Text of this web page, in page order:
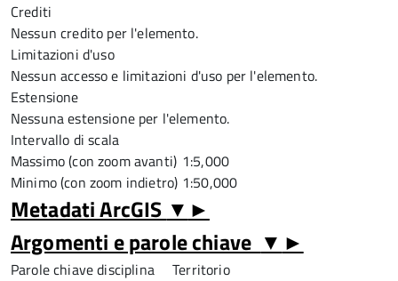
Crediti
Nessun credito per l'elemento.
Limitazioni d'uso
Nessun accesso e limitazioni d'uso per l'elemento.
Estensione
Nessuna estensione per l'elemento.
Intervallo di scala
Massimo (con zoom avanti) 1:5,000
Minimo (con zoom indietro) 1:50,000
Metadati ArcGIS ▼ ►
Argomenti e parole chiave ▼ ►
Parole chiave disciplinaTerritorio